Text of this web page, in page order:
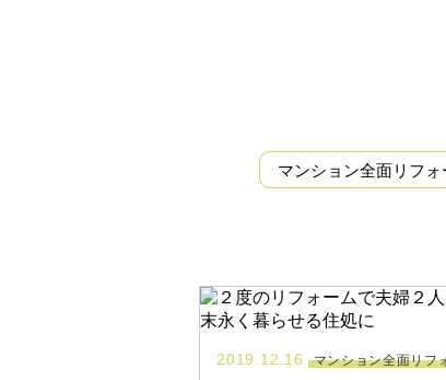
マンション全面リフォ
2019.12.16 マンション全面リフ